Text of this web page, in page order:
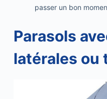
passer un bon
Parasols
latérales ou